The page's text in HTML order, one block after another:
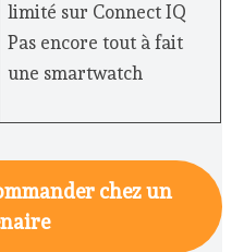
limité sur Connect IQ
Pas encore tout à fait
une smartwatch
chez un